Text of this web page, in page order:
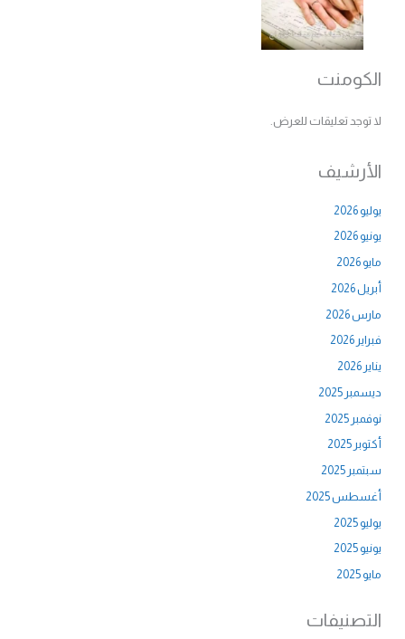
الكومنت
لا توجد تعليقات للعرض.
الأرشيف
يوليو 2026
يونيو 2026
مايو 2026
أبريل 2026
مارس 2026
فبراير 2026
يناير 2026
ديسمبر 2025
نوفمبر 2025
أكتوبر 2025
سبتمبر 2025
أغسطس 2025
يوليو 2025
يونيو 2025
مايو 2025
التصنيفات